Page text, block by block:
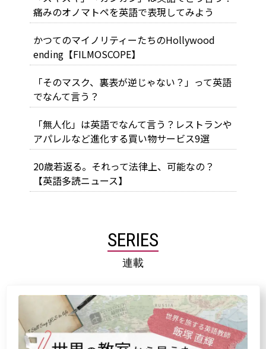
痛みのオノマトペを英語で表現してみよう
かつてのマイノリティーたちのHollywood
ending【FILMOSCOPE】
「そのマスク、裏表が逆じゃない？」って英語
でなんて言う？
「無人化」は英語でなんて言う？レストランや
アパレルなど進化する買い物サービス9選
20歳若返る。それって法律上、可能なの？
【英語多読ニュース】
SERIES
連載